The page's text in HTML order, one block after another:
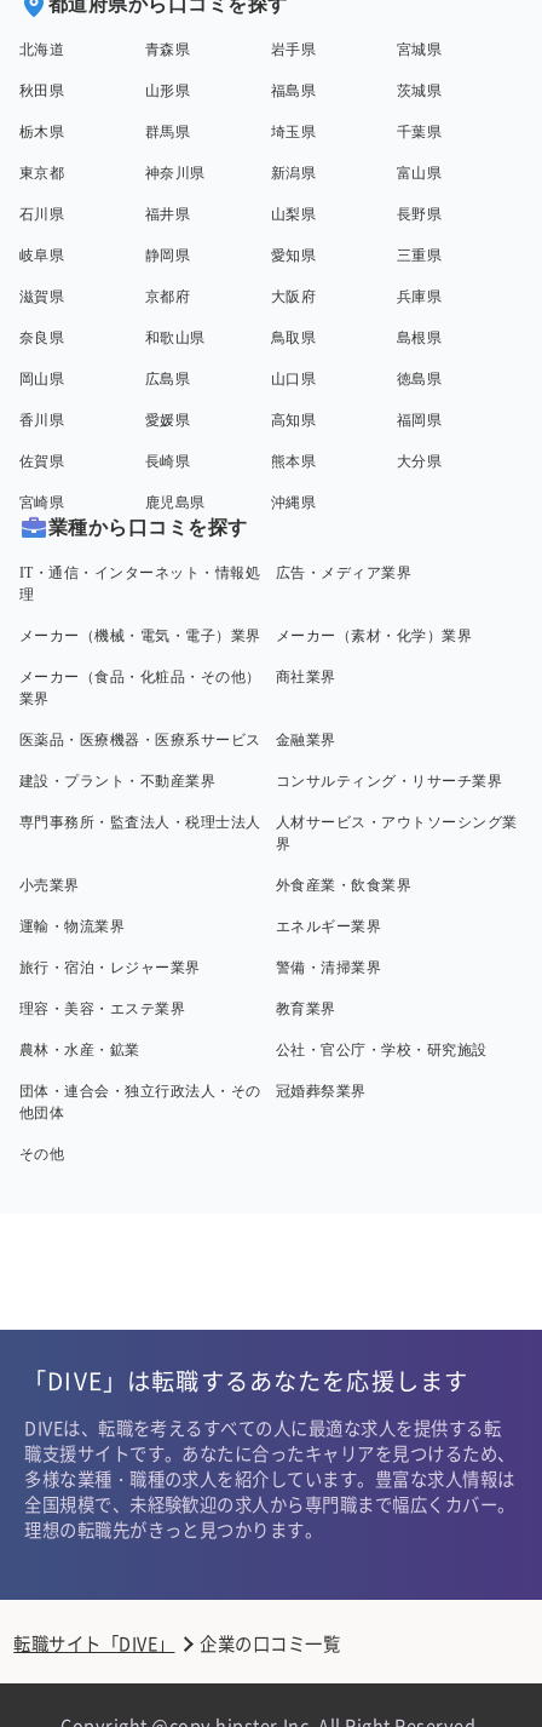
都道府県から口コミを探す
北海道 青森県 岩手県 宮城県
秋田県 山形県 福島県 茨城県
栃木県 群馬県 埼玉県 千葉県
東京都 神奈川県 新潟県 富山県
石川県 福井県 山梨県 長野県
岐阜県 静岡県 愛知県 三重県
滋賀県 京都府 大阪府 兵庫県
奈良県 和歌山県 鳥取県 島根県
岡山県 広島県 山口県 徳島県
香川県 愛媛県 高知県 福岡県
佐賀県 長崎県 熊本県 大分県
宮崎県 鹿児島県 沖縄県
業種から口コミを探す
IT・通信・インターネット・情報処
理
広告・メディア業界
メーカー（機械・電気・電子）業界 メーカー（素材・化学）業界
メーカー（食品・化粧品・その他）
業界
商社業界
医薬品・医療機器・医療系サービス 金融業界
建設・プラント・不動産業界 コンサルティング・リサーチ業界
専門事務所・監査法人・税理士法人
人材サービス・アウトソーシング業
界
小売業界 外食産業・飲食業界
運輸・物流業界 エネルギー業界
旅行・宿泊・レジャー業界 警備・清掃業界
理容・美容・エステ業界 教育業界
農林・水産・鉱業 公社・官公庁・学校・研究施設
団体・連合会・独立行政法人・その
他団体
冠婚葬祭業界
その他
「DIVE」は転職するあなたを応援します
DIVEは、転職を考えるすべての人に最適な求人を提供する転
職支援サイトです。あなたに合ったキャリアを見つけるため、
多様な業種・職種の求人を紹介しています。豊富な求人情報は
全国規模で、未経験歓迎の求人から専門職まで幅広くカバー。
理想の転職先がきっと見つかります。
転職サイト「DIVE」 企業の口コミ一覧